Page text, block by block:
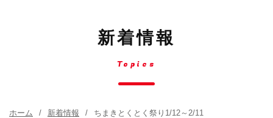
新着情報
Topics
ホーム 新着情報 ちまきとくとく祭り1/12～2/11